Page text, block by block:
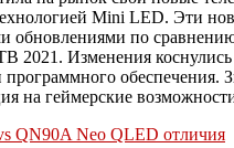
Mini LED. Эти
обновлениями по
2021. Изменения
программного обеспечения.
на геймерские